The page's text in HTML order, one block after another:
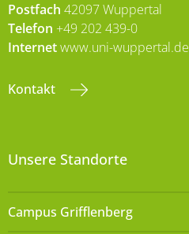
Postfach 42097 Wuppertal
Telefon +49 202 439-0
Internetwww.uni-wuppertal.de
Kontakt
Unsere Standorte
Campus Grifflenberg